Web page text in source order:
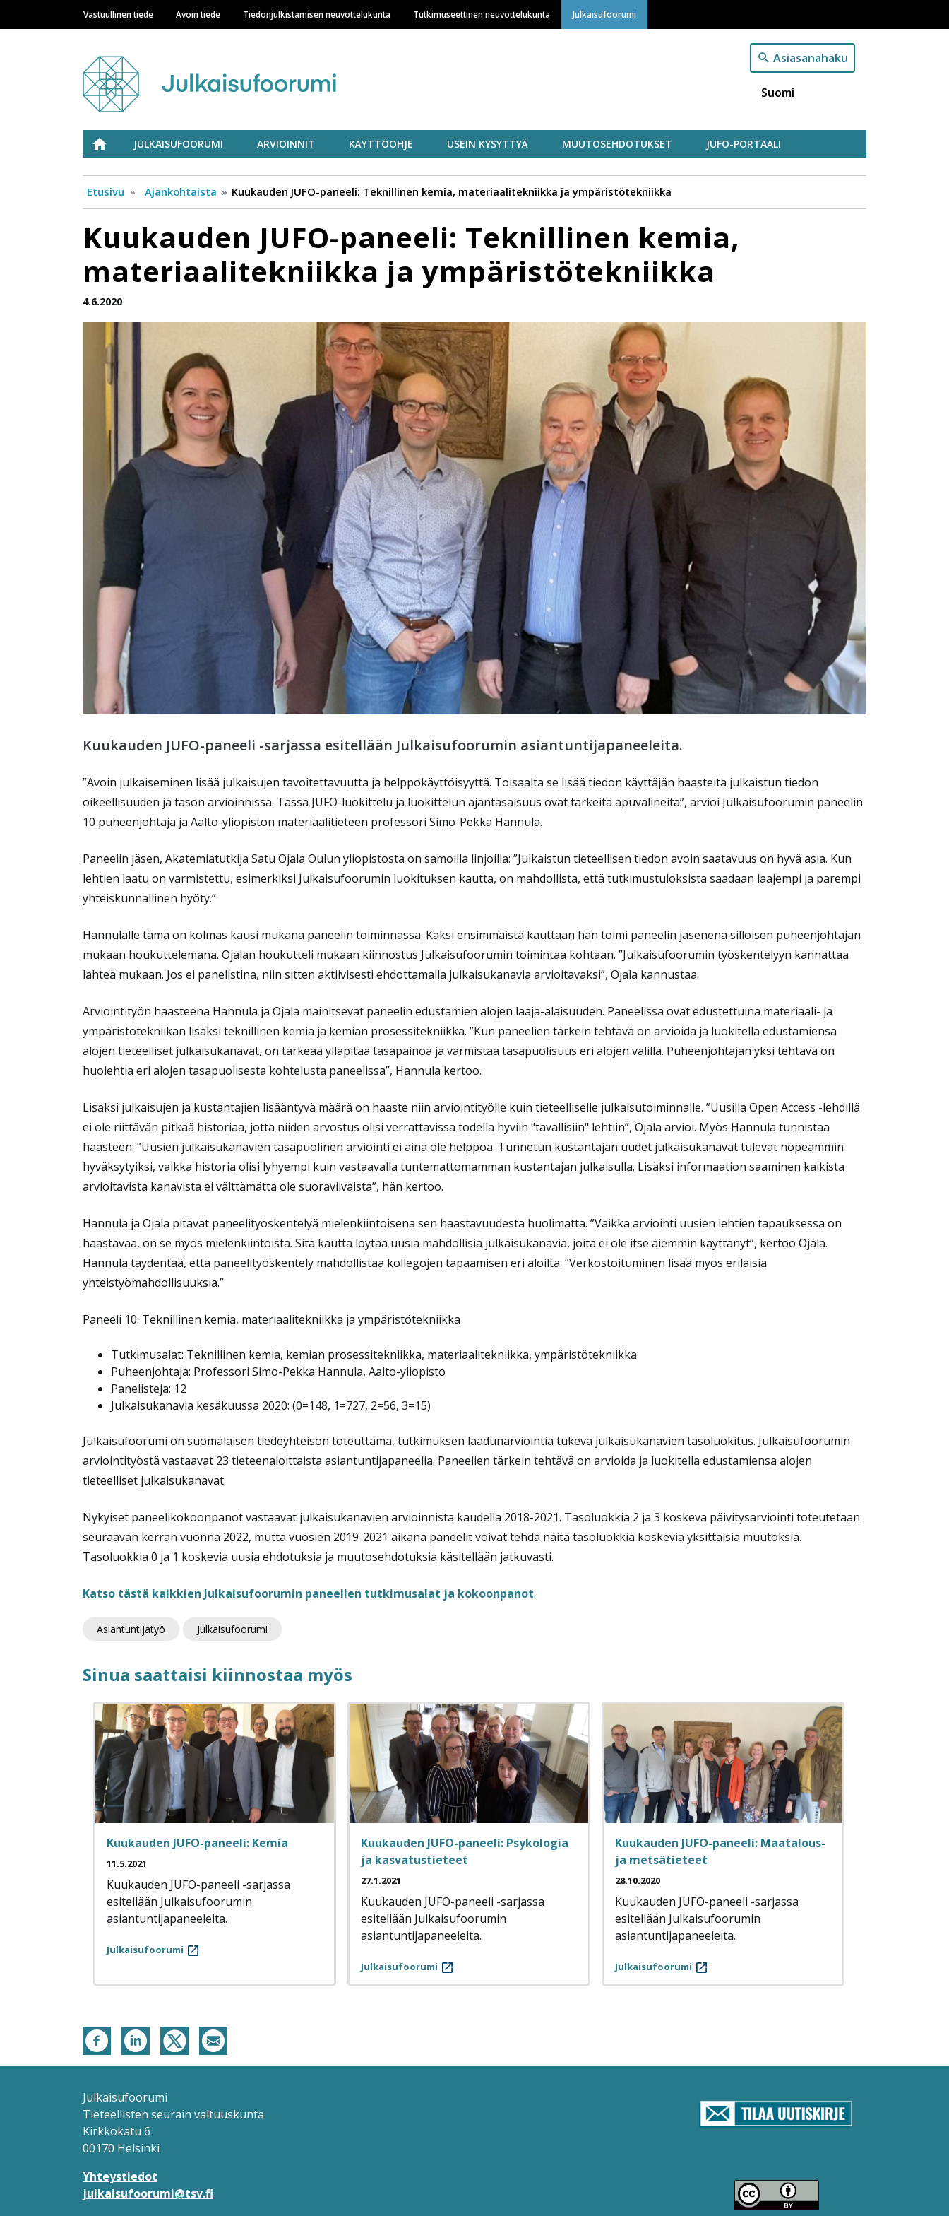
Hyppää
pääsisältöön
Main navigation
Vastuullinen tiede Avoin tiede Tiedonjulkistamisen neuvottelukunta Tutkimuseettinen neuvottelukunta Julkaisufoorumi
Asiasanahaku
Suomi
Julkaisufoorumi
ETUSIVUJULKAISUFOORUMI ARVIOINNIT KÄYTTÖOHJE USEIN KYSYTTYÄ MUUTOSEHDOTUKSET JUFO-PORTAALI
Etusivu Ajankohtaista Kuukauden JUFO-paneeli: Teknillinen kemia, materiaalitekniikka ja ympäristötekniikka
Kuukauden JUFO-paneeli: Teknillinen kemia,
materiaalitekniikka ja ympäristötekniikka
4.6.2020
Kuukauden JUFO-paneeli -sarjassa esitellään Julkaisufoorumin asiantuntijapaneeleita.
”Avoin julkaiseminen lisää julkaisujen tavoitettavuutta ja helppokäyttöisyyttä. Toisaalta se lisää tiedon käyttäjän haasteita julkaistun tiedon
oikeellisuuden ja tason arvioinnissa. Tässä JUFO-luokittelu ja luokittelun ajantasaisuus ovat tärkeitä apuvälineitä”, arvioi Julkaisufoorumin paneelin
10 puheenjohtaja ja Aalto-yliopiston materiaalitieteen professori Simo-Pekka Hannula.
Paneelin jäsen, Akatemiatutkija Satu Ojala Oulun yliopistosta on samoilla linjoilla: ”Julkaistun tieteellisen tiedon avoin saatavuus on hyvä asia. Kun
lehtien laatu on varmistettu, esimerkiksi Julkaisufoorumin luokituksen kautta, on mahdollista, että tutkimustuloksista saadaan laajempi ja parempi
yhteiskunnallinen hyöty.”
Hannulalle tämä on kolmas kausi mukana paneelin toiminnassa. Kaksi ensimmäistä kauttaan hän toimi paneelin jäsenenä silloisen puheenjohtajan
mukaan houkuttelemana. Ojalan houkutteli mukaan kiinnostus Julkaisufoorumin toimintaa kohtaan. ”Julkaisufoorumin työskentelyyn kannattaa
lähteä mukaan. Jos ei panelistina, niin sitten aktiivisesti ehdottamalla julkaisukanavia arvioitavaksi”, Ojala kannustaa.
Arviointityön haasteena Hannula ja Ojala mainitsevat paneelin edustamien alojen laaja-alaisuuden. Paneelissa ovat edustettuina materiaali- ja
ympäristötekniikan lisäksi teknillinen kemia ja kemian prosessitekniikka. ”Kun paneelien tärkein tehtävä on arvioida ja luokitella edustamiensa
alojen tieteelliset julkaisukanavat, on tärkeää ylläpitää tasapainoa ja varmistaa tasapuolisuus eri alojen välillä. Puheenjohtajan yksi tehtävä on
huolehtia eri alojen tasapuolisesta kohtelusta paneelissa”, Hannula kertoo.
Lisäksi julkaisujen ja kustantajien lisääntyvä määrä on haaste niin arviointityölle kuin tieteelliselle julkaisutoiminnalle. ”Uusilla Open Access -lehdillä
ei ole riittävän pitkää historiaa, jotta niiden arvostus olisi verrattavissa todella hyviin "tavallisiin" lehtiin”, Ojala arvioi. Myös Hannula tunnistaa
haasteen: ”Uusien julkaisukanavien tasapuolinen arviointi ei aina ole helppoa. Tunnetun kustantajan uudet julkaisukanavat tulevat nopeammin
hyväksytyiksi, vaikka historia olisi lyhyempi kuin vastaavalla tuntemattomamman kustantajan julkaisulla. Lisäksi informaation saaminen kaikista
arvioitavista kanavista ei välttämättä ole suoraviivaista”, hän kertoo.
Hannula ja Ojala pitävät paneelityöskentelyä mielenkiintoisena sen haastavuudesta huolimatta. ”Vaikka arviointi uusien lehtien tapauksessa on
haastavaa, on se myös mielenkiintoista. Sitä kautta löytää uusia mahdollisia julkaisukanavia, joita ei ole itse aiemmin käyttänyt”, kertoo Ojala.
Hannula täydentää, että paneelityöskentely mahdollistaa kollegojen tapaamisen eri aloilta: ”Verkostoituminen lisää myös erilaisia
yhteistyömahdollisuuksia.”
Paneeli 10: Teknillinen kemia, materiaalitekniikka ja ympäristötekniikka
Tutkimusalat: Teknillinen kemia, kemian prosessitekniikka, materiaalitekniikka, ympäristötekniikka
Puheenjohtaja: Professori Simo-Pekka Hannula, Aalto-yliopisto
Panelisteja: 12
Julkaisukanavia kesäkuussa 2020: (0=148, 1=727, 2=56, 3=15)
Julkaisufoorumi on suomalaisen tiedeyhteisön toteuttama, tutkimuksen laadunarviointia tukeva julkaisukanavien tasoluokitus. Julkaisufoorumin
arviointityöstä vastaavat 23 tieteenaloittaista asiantuntijapaneelia. Paneelien tärkein tehtävä on arvioida ja luokitella edustamiensa alojen
tieteelliset julkaisukanavat.
Nykyiset paneelikokoonpanot vastaavat julkaisukanavien arvioinnista kaudella 2018-2021. Tasoluokkia 2 ja 3 koskeva päivitysarviointi toteutetaan
seuraavan kerran vuonna 2022, mutta vuosien 2019-2021 aikana paneelit voivat tehdä näitä tasoluokkia koskevia yksittäisiä muutoksia.
Tasoluokkia 0 ja 1 koskevia uusia ehdotuksia ja muutosehdotuksia käsitellään jatkuvasti.
Katso tästä kaikkien Julkaisufoorumin paneelien tutkimusalat ja kokoonpanot.
Asiantuntijatyö Julkaisufoorumi
Sinua saattaisi kiinnostaa myös
Kuukauden JUFO-paneeli: Kemia
11.5.2021
Kuukauden JUFO-paneeli -sarjassa
esitellään Julkaisufoorumin
asiantuntijapaneeleita.
Julkaisufoorumi
Kuukauden JUFO-paneeli: Psykologia
ja kasvatustieteet
27.1.2021
Kuukauden JUFO-paneeli -sarjassa
esitellään Julkaisufoorumin
asiantuntijapaneeleita.
Julkaisufoorumi
Kuukauden JUFO-paneeli: Maatalous-
ja metsätieteet
28.10.2020
Kuukauden JUFO-paneeli -sarjassa
esitellään Julkaisufoorumin
asiantuntijapaneeleita.
Julkaisufoorumi
Julkaisufoorumi
Tieteellisten seurain valtuuskunta
Kirkkokatu 6
00170 Helsinki
Yhteystiedot
julkaisufoorumi@tsv.fi